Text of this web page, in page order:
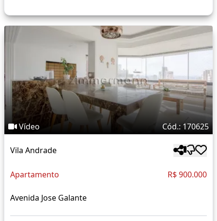
Vídeo Cód.: 170625
Vila Andrade
Apartamento R$ 900.000
Avenida Jose Galante